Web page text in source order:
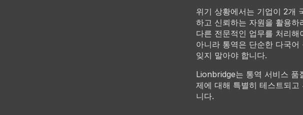
위기 상황에서는 기업이 2개
하고 신뢰하는 자원을 활용
다른 전문적인 업무를 처리
아니라 통역은 단순한 다국
잊지 말아야 합니다.
Lionbridge는 통역 서비스 품
제에 대해 특별히 테스트되
니다.